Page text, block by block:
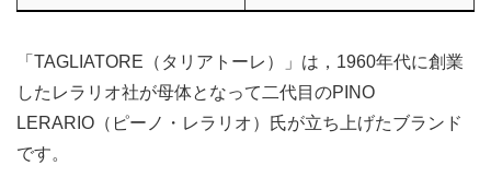
「TAGLIATORE（タリアトーレ）」は，1960年代に創業
したレラリオ社が母体となって二代目のPINO
LERARIO（ピーノ・レラリオ）氏が立ち上げたブランド
です。